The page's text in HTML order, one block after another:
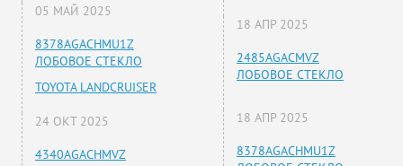
05 МАЙ 2025
8378AGACHMU1Z
ЛОБОВОЕ СТЕКЛО
TOYOTA LANDCRUISER
24 ОКТ 2025
4340AGACHMVZ
18 АПР 2025
2485AGACMVZ
ЛОБОВОЕ СТЕКЛО
18 АПР 2025
8378AGACHMU1Z